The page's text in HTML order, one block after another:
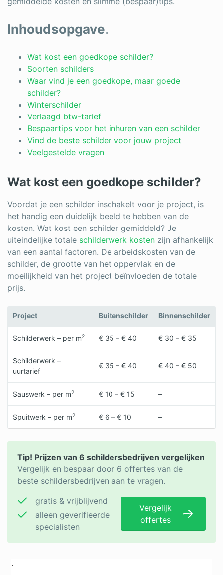
Inhoudsopgave.
Wat kost een goedkope schilder?
Soorten schilders
Waar vind je een goedkope, maar goede
schilder?
Winterschilder
Verlaagd btw-tarief
Bespaartips voor het inhuren van een schilder
Vind de beste schilder voor jouw project
Veelgestelde vragen
Wat kost een goedkope schilder?
Voordat je een schilder inschakelt voor je project, is
het handig een duidelijk beeld te hebben van de
kosten. Wat kost een schilder gemiddeld? Je
uiteindelijke totale schilderwerk kosten zijn afhankelijk
van een aantal factoren. De arbeidskosten van de
schilder, de grootte van het oppervlak en de
moeilijkheid van het project beïnvloeden de totale
prijs.
Project Buitenschilder Binnenschilder
Schilderwerk – per m2 € 35 – € 40 € 30 – € 35
Schilderwerk –
uurtarief
€ 35 – € 40 € 40 – € 50
Sauswerk – per m2 € 10 – € 15 –
Spuitwerk – per m2 € 6 – € 10 –
Tip! Prijzen van 6 schildersbedrijven vergelijken
Vergelijk en bespaar door 6 offertes van de
beste schildersbedrijven aan te vragen.
gratis & vrijblijvend
alleen geverifieerde
specialisten
Vergelijk
offertes